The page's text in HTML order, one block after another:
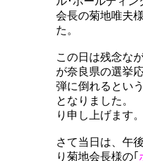
会長の菊地唯夫
た。
この日は残念な
が奈良県の選挙
弾に倒れるとい
となりました。
り申し上げます。
さて当日は、午
り菊地会長様の｢